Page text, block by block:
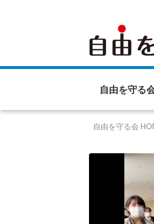
自由を守る
自由を守る会